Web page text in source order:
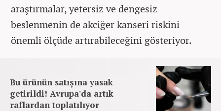
araştırmalar, yetersiz ve dengesiz
beslenmenin de akciğer kanseri riskini
önemli ölçüde artırabileceğini gösteriyor.
Bu ürünün satışına yasak
getirildi! Avrupa'da artık
raflardan toplatılıyor